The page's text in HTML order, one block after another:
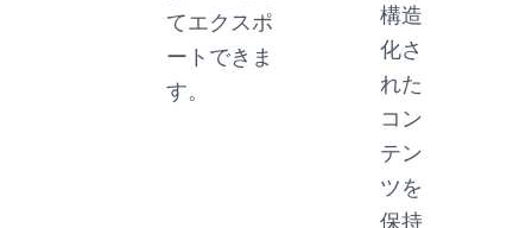
てエクスポ
ートできま
す。
構造
化さ
れた
コン
テン
ツを